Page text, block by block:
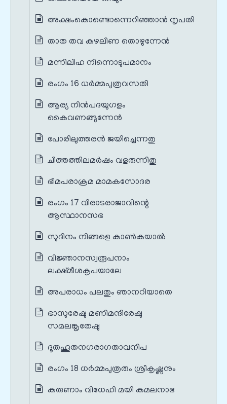
അക്ഷംകൊണ്ടൊന്നെറിഞ്ഞാൻ നൃപതി
താത തവ കഴലിണ തൊഴുന്നേൻ
മന്നിലിഹ നിന്നൊടുപമാനം
രംഗം 16 ധർമ്മപുത്രവസതി
ആര്യ നിൻപദയുഗളം
കൈവണങ്ങുന്നേൻ
പോരിലുത്തരൻ ജയിച്ചെന്നതു
ചിത്തത്തിലമർഷം വളരുന്നിതു
ഭീമപരാക്രമ മാമകസോദര
രംഗം 17 വിരാടരാജാവിന്റെ
ആസ്ഥാനസഭ
സുദിനം നിങ്ങളെ കാൺകയാൽ
വിജ്ഞാനസ്വരൂപനാം
ലക്ഷ്മീശകൃപയാലേ
അപരാധം പലതും ഞാനറിയാതെ
ഭാസുരേഷു മണിമന്ദിരേഷു
സമലങ്കൃതേഷു
ദൂതഹൂതനഗരാഗതാവനിപ
രംഗം 18 ധർമ്മപുത്രരും ശ്രീകൃഷ്ണനും
കരുണാം വിധേഹി മയി കമലനാഭ